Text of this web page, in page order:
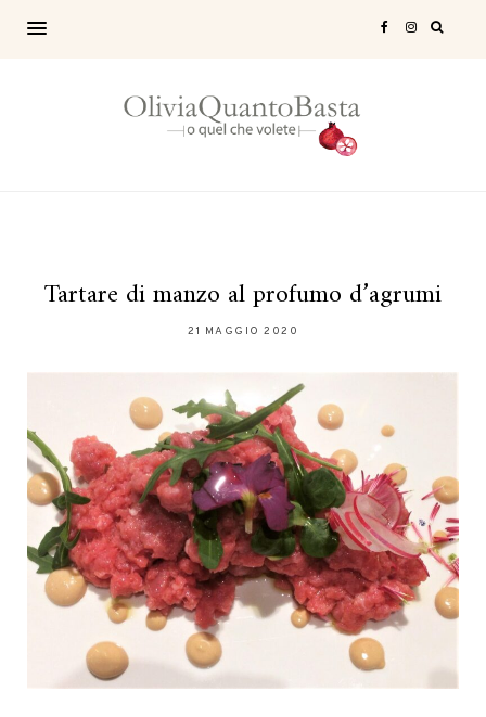
Tartare di manzo al profumo d’agrumi
21 MAGGIO 2020